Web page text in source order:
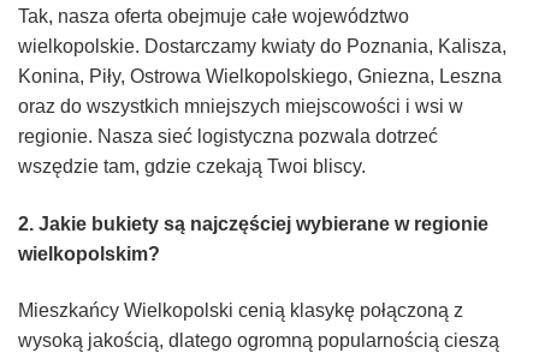
Tak, nasza oferta obejmuje całe województwo
wielkopolskie. Dostarczamy kwiaty do Poznania, Kalisza,
Konina, Piły, Ostrowa Wielkopolskiego, Gniezna, Leszna
oraz do wszystkich mniejszych miejscowości i wsi w
regionie. Nasza sieć logistyczna pozwala dotrzeć
wszędzie tam, gdzie czekają Twoi bliscy.
2. Jakie bukiety są najczęściej wybierane w regionie
wielkopolskim?
Mieszkańcy Wielkopolski cenią klasykę połączoną z
wysoką jakością, dlatego ogromną popularnością cieszą